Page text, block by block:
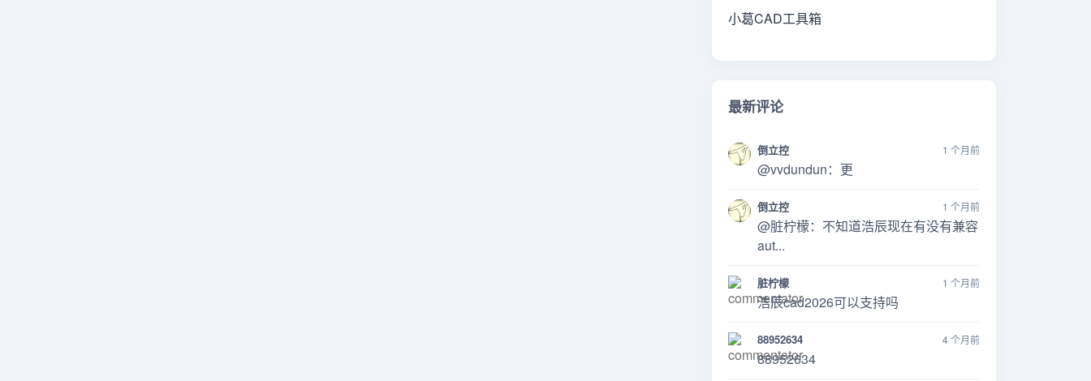
小葛CAD工具箱
最新评论
倒立控 1 个月前
@vvdundun：更
倒立控 1 个月前
@脏柠檬：不知道浩辰现在有没有兼容
aut...
脏柠檬 1 个月前
浩辰cad2026可以支持吗
88952634 4 个月前
88952634